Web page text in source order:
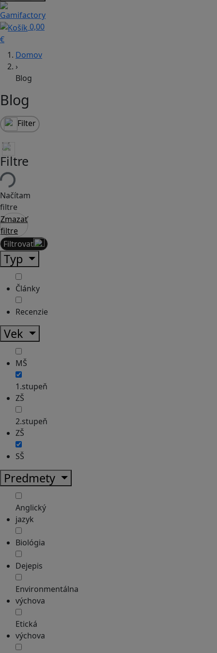
0,00
€
Domov
›
Blog
Blog
Filter
Filtre
Načítam
filtre
Zmazať
filtre
Filtrovať
Typ
Články
Recenzie
Vek
MŠ
1.stupeň
ZŠ
2.stupeň
ZŠ
SŠ
Predmety
Anglický
jazyk
Biológia
Dejepis
Environmentálna
výchova
Etická
výchova